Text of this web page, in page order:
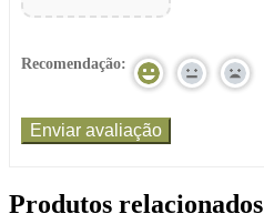
Recomendação:
Produtos relacionados